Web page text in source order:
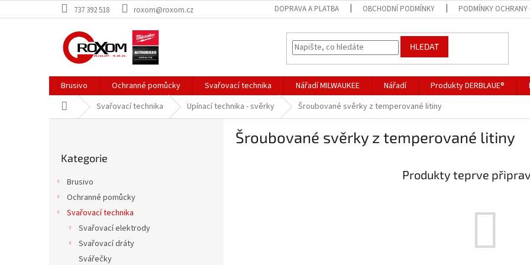
na
737 392 518 roxom@roxom.cz DOPRAVA A PLATBA OBCHODNÍ PODMÍNKY PODMÍNKY OCHRANY
HLEDAT
Brusivo Ochranné pomůcky Svařovací technika Nářadí MILWAUKEE Nářadí Produkty DERBLAUE®
Domů Svařovací technika Upínací technika - svěrky Šroubované svěrky z temperované litiny
kategorie
Kategorie
Brusivo
Ochranné pomůcky
Svařovací technika
Svařovací elektrody
Svařovací dráty
Svářečky
Šroubované svěrky z temperované litiny
Produkty teprve